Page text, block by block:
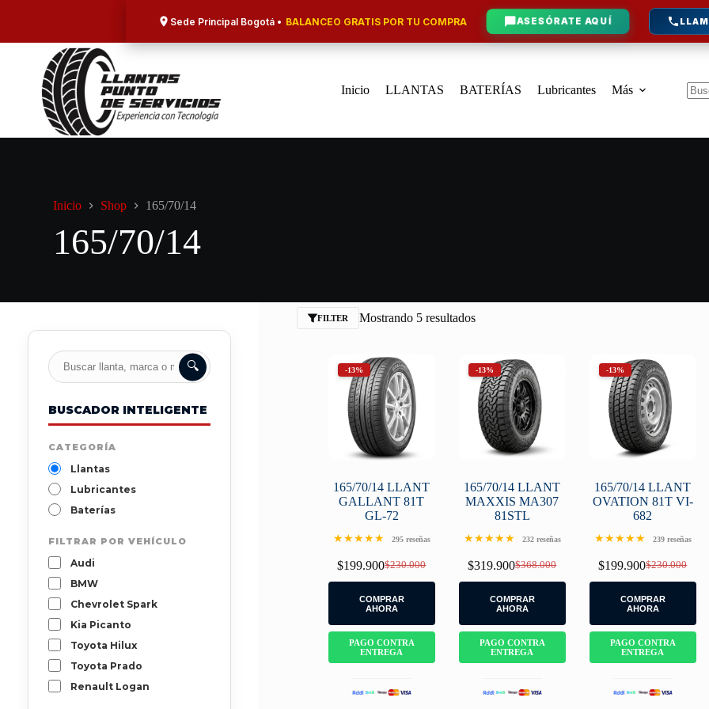
Sede Principal Bogotá • BALANCEO GRATIS POR TU COMPRA ASESÓRATE AQUÍ
Inicio LLANTAS BATERÍAS Lubricantes
Más
Inicio Shop 165/70/14
165/70/14
FILTER Mostrando 5 resultados
-13%
165/70/14 LLANT
GALLANT 81T
GL-72
★★★★★ 295 reseñas
$230.000
Original
price
was:
$230.000.
$199.900Current
price
is:
$199.900.
COMPRAR
AHORA
PAGO CONTRA
ENTREGA
-13%
165/70/14 LLANT
MAXXIS MA307
81STL
★★★★★ 232 reseñas
$368.000
Original
price
was:
$368.000.
$319.900Current
price
is:
$319.900.
COMPRAR
AHORA
PAGO CONTRA
ENTREGA
-13%
165/70/14 LLANT
OVATION 81T VI-
682
★★★★★ 239 reseñas
$230.000
Original
price
was:
$230.000.
$199.900Current
price
is:
$199.900.
COMPRAR
AHORA
PAGO CONTRA
ENTREGA
🔍
BUSCADOR INTELIGENTE
CATEGORÍA
Llantas
Lubricantes
Baterías
FILTRAR POR VEHÍCULO
Audi
BMW
Chevrolet Spark
Kia Picanto
Toyota Hilux
Toyota Prado
Renault Logan